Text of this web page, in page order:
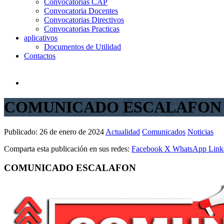
Convocatoria Docentes
Convocatorias Directivos
Convocatorias Practicas
aplicativos
Documentos de Utilidad
Contactos
COMUNICADO ESCALAFON
Publicado: 26 de enero de 2024 Actualidad Comunicados Noticias
Comparta esta publicación en sus redes: Facebook X WhatsApp
COMUNICADO ESCALAFON